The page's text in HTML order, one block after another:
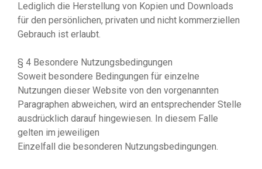
Lediglich die Herstellung von Kopien und Downloads
für den persönlichen, privaten und nicht kommerziellen
Gebrauch ist erlaubt.
§ 4 Besondere Nutzungsbedingungen
Soweit besondere Bedingungen für einzelne
Nutzungen dieser Website von den vorgenannten
Paragraphen abweichen, wird an entsprechender Stelle
ausdrücklich darauf hingewiesen. In diesem Falle
gelten im jeweiligen
Einzelfall die besonderen Nutzungsbedingungen.